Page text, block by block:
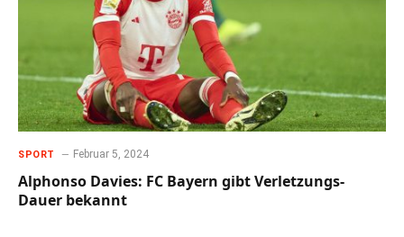
SPORT Februar 5, 2024
Alphonso Davies: FC Bayern gibt Verletzungs-
Dauer bekannt